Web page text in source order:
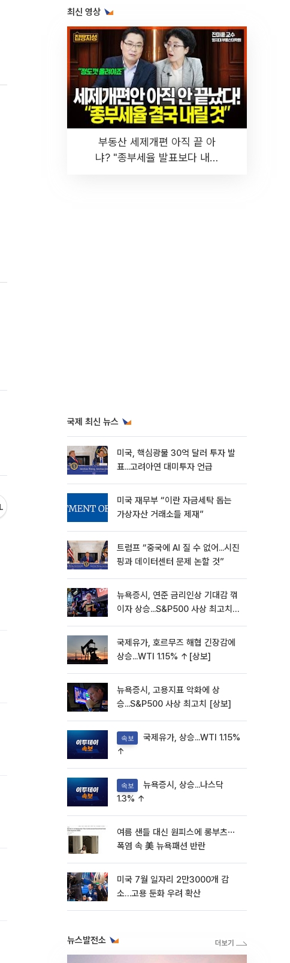
최신 영상
부동산 세제개편 아직 끝 아
냐? "종부세율 발표보다 내릴
국제 최신 뉴스
미국, 핵심광물 30억 달러 투자 발
표...고려아연 대미투자 언급
미국 재무부 “이란 자금세탁 돕는
가상자산 거래소들 제재”
트럼프 “중국에 AI 질 수 없어...시진
핑과 데이터센터 문제 논할 것”
뉴욕증시, 연준 금리인상 기대감 꺾
이자 상승...S&P500 사상 최고치
국제유가, 호르무즈 해협 긴장감에
상승...WTI 1.15% ↑[상보]
뉴욕증시, 고용지표 악화에 상
승...S&P500 사상 최고치 [상보]
속보
↑
속보
1.3% ↑
여름 샌들 대신 원피스에 롱부츠⋯
폭염 속 美 뉴욕패션 반란
미국 7월 일자리 2만3000개 감
소…고용 둔화 우려 확산
뉴스발전소